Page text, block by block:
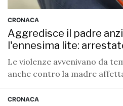
CRONACA
Aggredisce il padre
l'ennesima lite:
Le violenze avvenivano da
anche contro la madre
CRONACA